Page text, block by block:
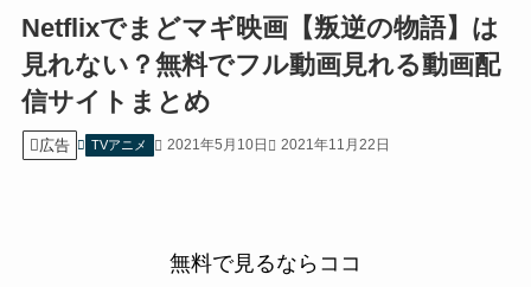
Netflixでまどマギ映画【叛逆の物語】は
見れない？無料でフル動画見れる動画配
信サイトまとめ
広告 TVアニメ 2021年5月10日 2021年11月22日
無料で見るならココ